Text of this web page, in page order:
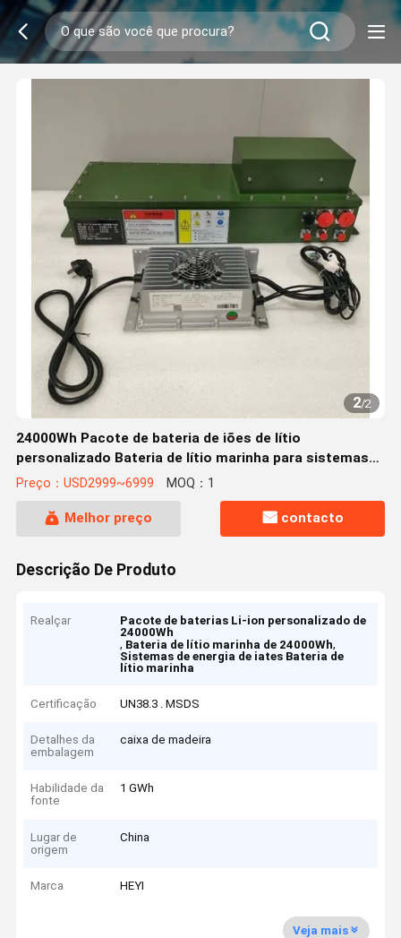
2/2
24000Wh Pacote de bateria de iões de lítio
personalizado Bateria de lítio marinha para sistemas
de energia de barcos e iates
Preço：USD2999~6999 MOQ：1
Melhor preço contacto
Descrição De Produto
Realçar
Pacote de baterias Li-ion personalizado de
24000Wh
, Bateria de lítio marinha de 24000Wh,
Sistemas de energia de iates Bateria de
lítio marinha
Certificação UN38.3 . MSDS
Detalhes da
embalagem
caixa de madeira
Habilidade da
fonte
1 GWh
Lugar de
origem
China
Marca HEYI
Veja mais